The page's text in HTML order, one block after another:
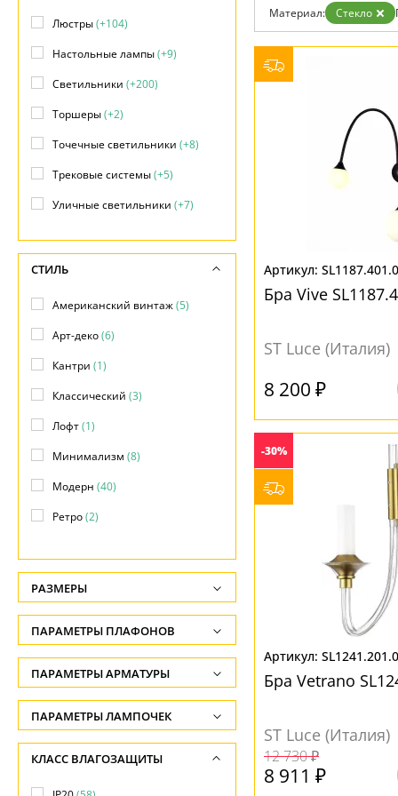
Доставка и оплата
Гарантия
Возврат
Отзывы
Установка
Дизайнерам
Контакты
Хай
Материал: Стекло
Бра Vive
ST Luce (Италия)
8 200 ₽
-30%
Бра Vetrano
ST Luce (Италия)
12 730 ₽
8 911 ₽
Люстры(+104)
Настольные лампы(+9)
Светильники (+200)
Торшеры(+2)
Точечные светильники (+8)
Трековые системы(+5)
Уличные светильники (+7)
СТИЛЬ
Американский винтаж(5)
Арт-деко(6)
Кантри (1)
Классический (3)
Лофт(1)
Минимализм (8)
Модерн (40)
Ретро(2)
Современный(6)
Техно(2)
Хай-тек(1)
РАЗМЕРЫ
Высота, см
-
Глубина, см
-
Ширина, см
-
ПАРАМЕТРЫ ПЛАФОНОВ
ФОРМА ПЛАФОНА
Декоративный(14)
Полусфера(2)
Полушар(2)
ПАРАМЕТРЫ АРМАТУРЫ
ЦВЕТ АРМАТУРЫ
Белый(3)
ПАРАМЕТРЫ ЛАМПОЧЕК
Количество ламп
-
КЛАСС ВЛАГОЗАЩИТЫ